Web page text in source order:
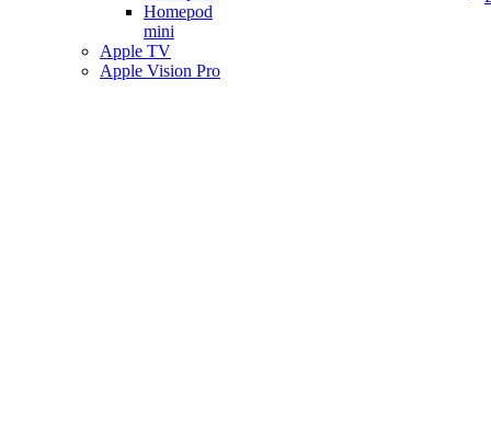
Homepod
mini
Apple TV
Apple Vision Pro